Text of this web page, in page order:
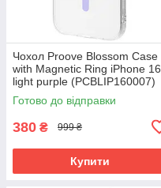
Чохол Proove Blossom Case
with Magnetic Ring iPhone 16
light purple (PCBLIP160007)
Готово до відправки
380 ₴ 999 ₴
Купити